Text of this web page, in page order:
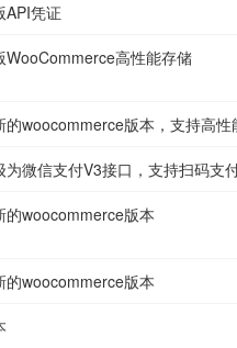
API凭证
WooCommerce高性能存储
的woocommerce版本，支持高性
为微信支付V3接口，支持扫码支
的woocommerce版本
的woocommerce版本